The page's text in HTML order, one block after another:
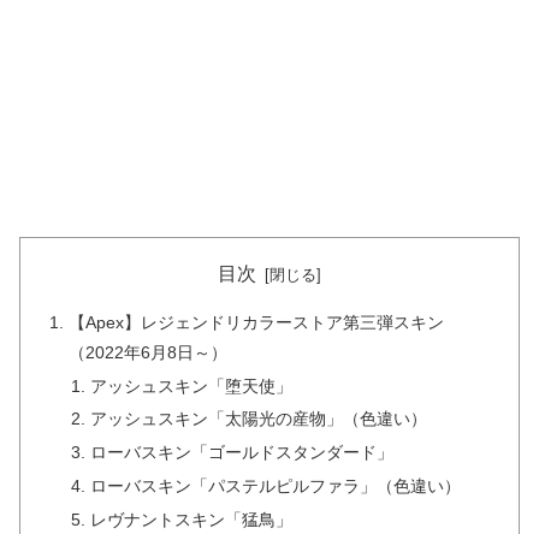
目次
【Apex】レジェンドリカラーストア第三弾スキン
（2022年6月8日～）
アッシュスキン「堕天使」
アッシュスキン「太陽光の産物」（色違い）
ローバスキン「ゴールドスタンダード」
ローバスキン「パステルピルファラ」（色違い）
レヴナントスキン「猛鳥」